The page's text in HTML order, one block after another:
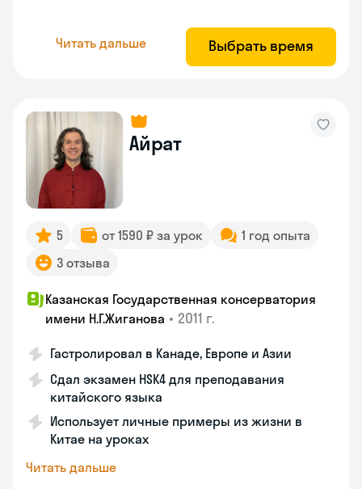
Читать дальше Выбрать время
Айрат
5 от 1590 ₽ за урок
1 год опыта
3 отзыва
Казанская Государственная консерватория
имени Н.Г.Жиганова • 2011 г.
Гастролировал в Канаде, Европе и Азии
Сдал экзамен HSK4 для преподавания
китайского языка
Использует личные примеры из жизни в
Китае на уроках
Читать дальше